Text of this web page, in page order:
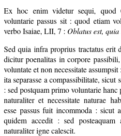
Ex hoc enim videtur sequi, quod
voluntarie passus sit : quod etiam
verbo Isaiae, LII, 7 : Oblatus est,
Sed quia infra proprius tractatus erit
dicitur poenalitas in corpore
voluntate et non necessitate
ita separasse a compassibilitate, sicut
: sed postquam primo voluntarie hanc
naturaliter et necessitate naturae
esse passus fuit incommoda : sicut
quidem accedit : sed posteaquam
naturaliter igne calescit.